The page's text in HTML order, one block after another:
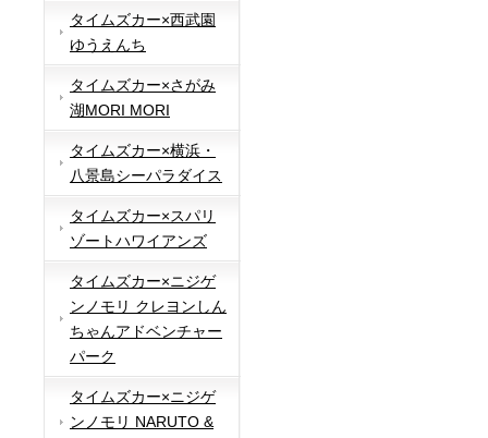
タイムズカー×西武園
ゆうえんち
タイムズカー×さがみ
湖MORI MORI
タイムズカー×横浜・
八景島シーパラダイス
タイムズカー×スパリ
ゾートハワイアンズ
タイムズカー×ニジゲ
ンノモリ クレヨンしん
ちゃんアドベンチャー
パーク
タイムズカー×ニジゲ
ンノモリ NARUTO &